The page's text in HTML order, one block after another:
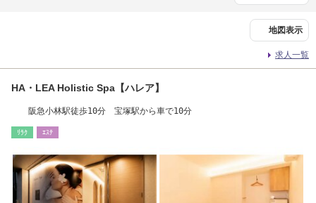
地図表示
求人一覧
HA・LEA Holistic Spa【ハレア】
阪急小林駅徒歩10分 宝塚駅から車で10分
ﾘﾗｸ ｴｽﾃ